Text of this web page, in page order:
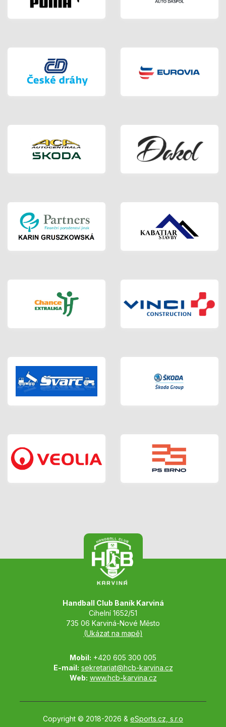
Handball Club Baník Karviná
Cihelní 1652/51
735 06 Karviná-Nové Město
(Ukázat na mapě)
Mobil: +420 605 300 005
E-mail: sekretariat@hcb-karvina.cz
Web: www.hcb-karvina.cz
Copyright © 2018-2026 & eSports.cz, s.r.o